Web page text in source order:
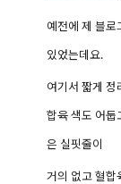
예전에 제 블로
있었는데요.
여기서 짧게 정
합육 색도 어둡
은 실핏줄이
거의 없고 혈합